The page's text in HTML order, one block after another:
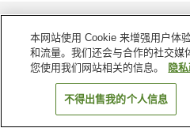
搜索客
本网站使用 Cookie 来增强用户体
和流量。我们还会与合作的社交媒
您使用我们网站相关的信息。
隐
不得出售我的个人信息